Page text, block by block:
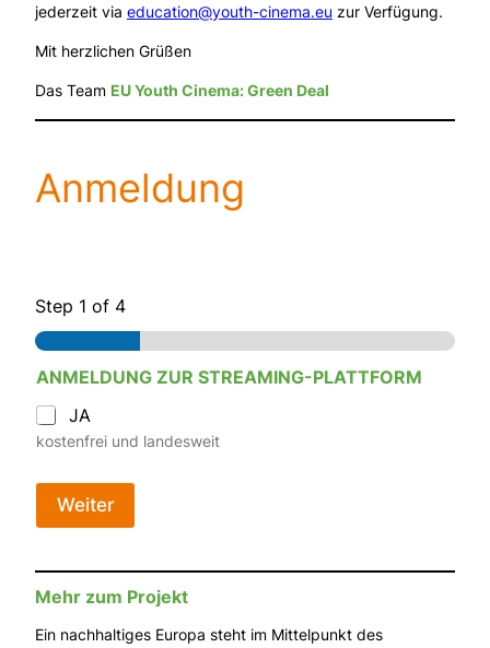
jederzeit via education@youth-cinema.eu zur Verfügung.
Mit herzlichen Grüßen
Das Team EU Youth Cinema: Green Deal
Anmeldung
Step 1 of 4
ANMELDUNG ZUR STREAMING-PLATTFORM
JA
kostenfrei und landesweit
Weiter
Mehr zum Projekt
Ein nachhaltiges Europa steht im Mittelpunkt des